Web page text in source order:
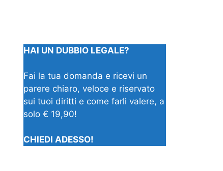
HAI UN DUBBIO LEGALE?
Fai la tua domanda e ricevi un
parere chiaro, veloce e riservato
sui tuoi diritti e come farli valere, a
solo € 19,90!
CHIEDI ADESSO!